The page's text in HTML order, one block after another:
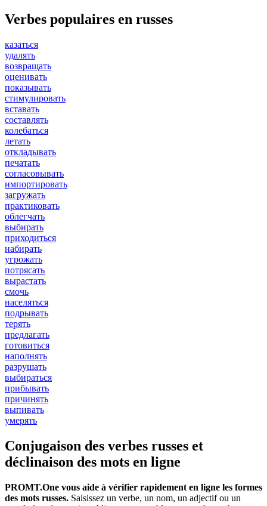
Verbes populaires en russes
казаться
удалять
возвращать
оценивать
показывать
стимулировать
вставать
составлять
колебаться
летать
откладывать
печатать
согласовывать
импортировать
загружать
практиковать
облегчать
выбирать
приходиться
набирать
угрожать
потрясать
вырастать
смочь
населяться
подрывать
терять
предлагать
готовиться
наполнять
разрушать
выбираться
прибывать
причинять
выпивать
умерять
Conjugaison des verbes russes et
déclinaison des mots en ligne
PROMT.One vous aide à vérifier rapidement en ligne les formes
des mots russes. Saisissez un verbe, un nom, un adjectif ou un